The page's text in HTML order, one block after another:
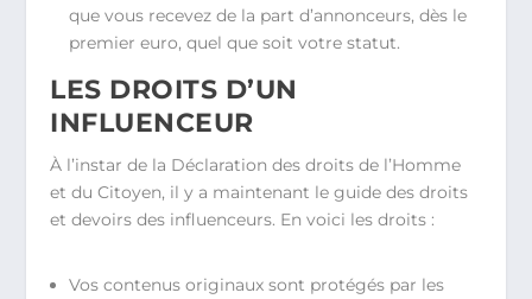
que vous recevez de la part d’annonceurs, dès le
premier euro, quel que soit votre statut.
LES DROITS D’UN
INFLUENCEUR
À l’instar de la Déclaration des droits de l’Homme
et du Citoyen, il y a maintenant le guide des droits
et devoirs des influenceurs. En voici les droits :
Vos contenus originaux sont protégés par les